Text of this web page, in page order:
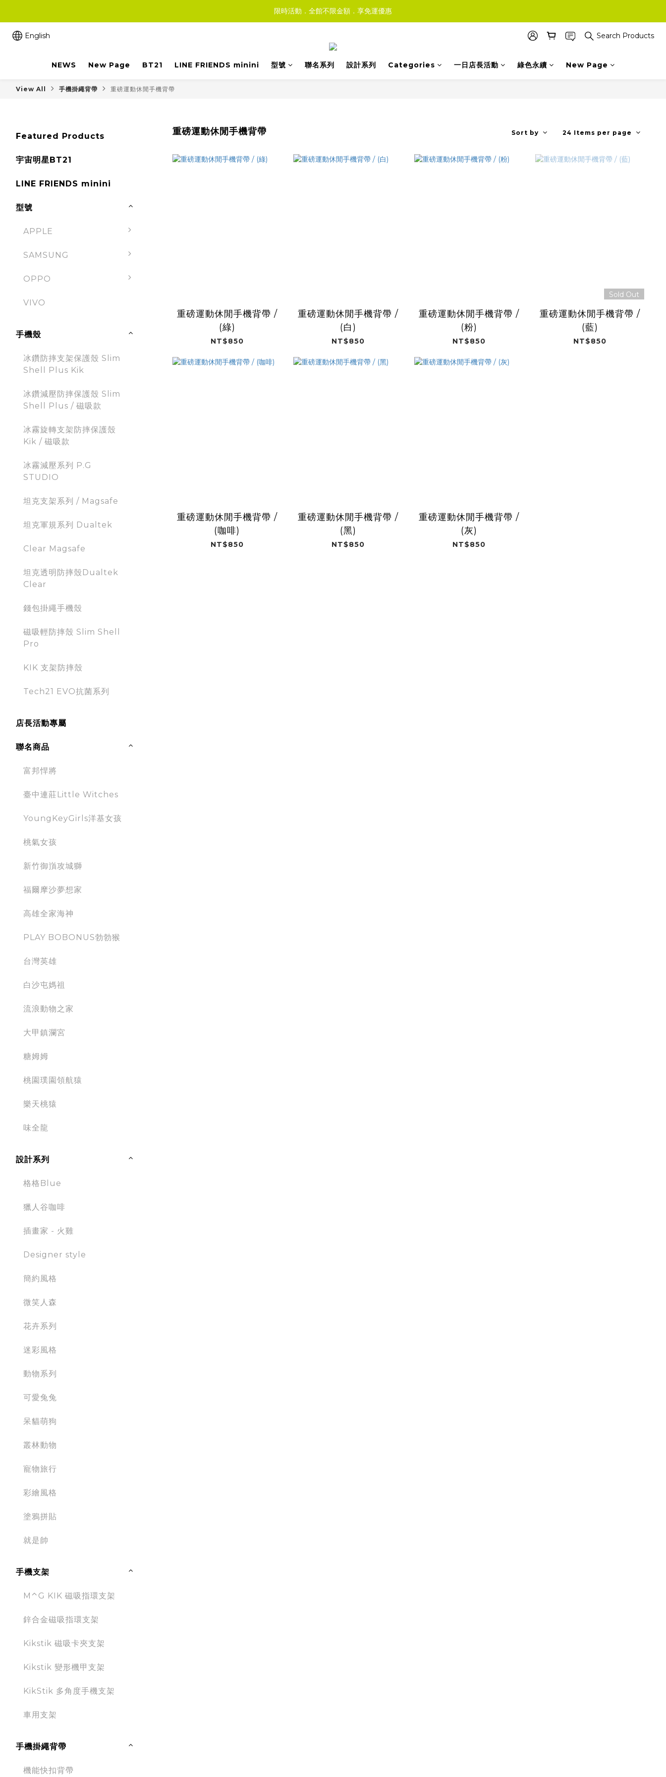
限時活動．全館不限金額．享免運優惠
English Search Products
NEWS New Page BT21 LINE FRIENDS minini 型號 聯名系列 設計系列 Categories 一日店長活動 綠色永續 New Page
View All 手機掛繩背帶 重磅運動休閒手機背帶
Featured Products
宇宙明星BT21
LINE FRIENDS minini
型號
APPLE
SAMSUNG
OPPO
VIVO
手機殼
冰鑽防摔支架保護殼 Slim
Shell Plus Kik
冰鑽減壓防摔保護殼 Slim
Shell Plus / 磁吸款
冰霧旋轉支架防摔保護殼
Kik / 磁吸款
冰霧減壓系列 P.G
STUDIO
坦克支架系列 / Magsafe
坦克軍規系列 Dualtek
Clear Magsafe
坦克透明防摔殼Dualtek
Clear
錢包掛繩手機殼
磁吸輕防摔殼 Slim Shell
Pro
KIK 支架防摔殼
Tech21 EVO抗菌系列
店長活動專屬
聯名商品
富邦悍將
臺中連莊Little Witches
YoungKeyGirls洋基女孩
桃氣女孩
新竹御嵿攻城獅
福爾摩沙夢想家
高雄全家海神
PLAY BOBONUS勃勃猴
台灣英雄
白沙屯媽祖
流浪動物之家
大甲鎮瀾宮
糖姆姆
桃園璞園領航猿
樂天桃猿
味全龍
設計系列
格格Blue
獵人谷咖啡
插畫家 - 火雞
Designer style
簡約風格
微笑人森
花卉系列
迷彩風格
動物系列
可愛兔兔
呆貓萌狗
叢林動物
寵物旅行
彩繪風格
塗鴉拼貼
就是帥
手機支架
M⌃G KIK 磁吸指環支架
鋅合金磁吸指環支架
Kikstik 磁吸卡夾支架
Kikstik 變形機甲支架
KikStik 多角度手機支架
車用支架
手機掛繩背帶
機能快扣背帶
重磅運動休閒手機背帶 Sort by 24 Items per page
重磅運動休閒手機背帶 /
(綠)
NT$850
重磅運動休閒手機背帶 /
(白)
NT$850
重磅運動休閒手機背帶 /
(粉)
NT$850
Sold Out
重磅運動休閒手機背帶 /
(藍)
NT$850
重磅運動休閒手機背帶 /
(咖啡)
NT$850
重磅運動休閒手機背帶 /
(黑)
NT$850
重磅運動休閒手機背帶 /
(灰)
NT$850